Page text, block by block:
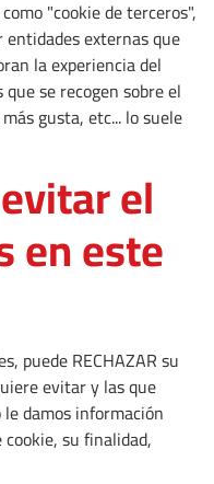
"cookie de terceros",
externas que
la experiencia del
se recogen sobre el
gusta, etc... lo suele
el
en este
puede RECHAZAR su
evitar y las que
damos información
su finalidad,